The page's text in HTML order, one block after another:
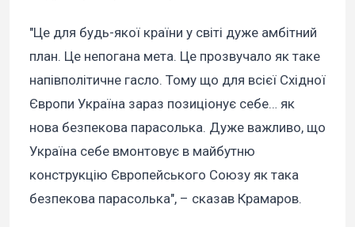
"Це для будь-якої країни у світі дуже амбітний
план. Це непогана мета. Це прозвучало як таке
напівполітичне гасло. Тому що для всієї Східної
Європи Україна зараз позиціонує себе… як
нова безпекова парасолька. Дуже важливо, що
Україна себе вмонтовує в майбутню
конструкцію Європейського Союзу як така
безпекова парасолька", – сказав Крамаров.